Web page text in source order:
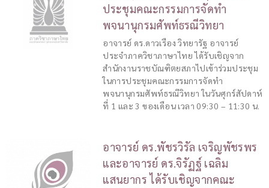
ประชุมคณะกรรมการจัดทำ
พจนานุกรมศัพท์ธรณีวิทยา
อาจารย์ ดร.ดาวเรือง วิทยารัฐ อาจารย์
ประจำภาควิชาภาษาไทย ได้รับเชิญจาก
สำนักงานราชบัณฑิตยสภาไปเข้าร่วมประชุม
ในการประชุมคณะกรรมการจัดทำ
พจนานุกรมศัพท์ธรณีวิทยา ในวันศุกร์สัปดาห์
ที่ 1 และ 3 ของเดือน เวลา 09:30 – 11:30 น.
อาจารย์ ดร.พัชรวิรัล เจริญพัชรพร
และอาจารย์ ดร.จิรัฏฐ์ เฉลิม
แสนยากร ได้รับเชิญจากคณะ